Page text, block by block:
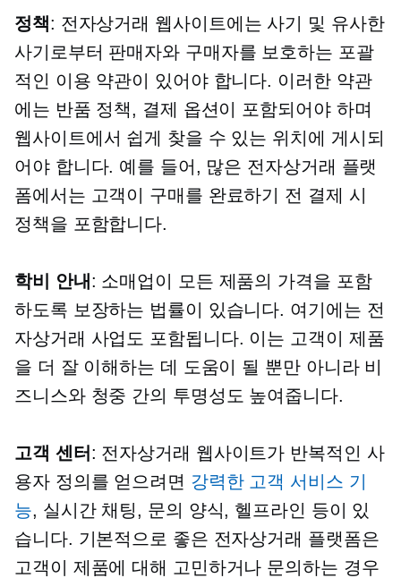
정책: 전자상거래 웹사이트에는 사기 및 유사한
사기로부터 판매자와 구매자를 보호하는 포괄
적인 이용 약관이 있어야 합니다. 이러한 약관
에는 반품 정책, 결제 옵션이 포함되어야 하며
웹사이트에서 쉽게 찾을 수 있는 위치에 게시되
어야 합니다. 예를 들어, 많은 전자상거래 플랫
폼에서는 고객이 구매를 완료하기 전 결제 시
정책을 포함합니다.
학비 안내 : 소매업이 모든 제품의 가격을 포함
하도록 보장하는 법률이 있습니다. 여기에는 전
자상거래 사업도 포함됩니다. 이는 고객이 제품
을 더 잘 이해하는 데 도움이 될 뿐만 아니라 비
즈니스와 청중 간의 투명성도 높여줍니다.
고객 센터 : 전자상거래 웹사이트가 반복적인 사
용자 정의를 얻으려면 강력한 고객 서비스 기
능, 실시간 채팅, 문의 양식, 헬프라인 등이 있
습니다. 기본적으로 좋은 전자상거래 플랫폼은
고객이 제품에 대해 고민하거나 문의하는 경우